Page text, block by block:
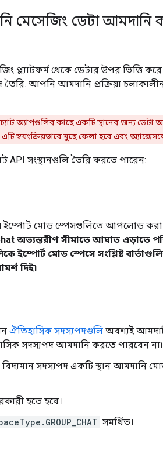
মেসেজিং ডেটা আমদানি
থেকে ডেটার উপর ভিত্তি করে
তৈরি. আপনি আমদানি প্রক্রিয়া
অ্যাপগুলির কাছে একটি স্থানের জন্য ডেটা
স্বয়ংক্রিয়ভাবে মুছে ফেলা হবে এবং
API সংস্থানগুলি তৈরি করতে পারেন:
ইম্পোর্ট মোড স্পেসগুলিতে আপলোড করা
অভ্যন্তরীণ সীমাতে আঘাত এড়াতে
মোড স্পেসে সংশ্লিষ্ট
দিই৷
ঐতিহাসিক সদস্যপদগুলি অবশ্যই
সদস্যপদ আমদানি করতে পারবেন না৷
বিদ্যমান সদস্যপদ একটি স্থান আমদানি
হতে হবে।
সমর্থিত।